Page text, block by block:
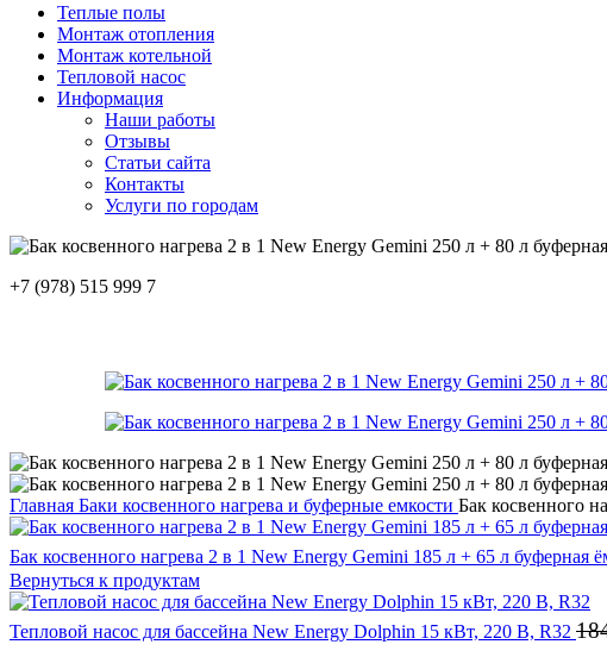
Теплые полы
Монтаж отопления
Монтаж котельной
Тепловой насос
Информация
Наши работы
Отзывы
Статьи сайта
Контакты
Услуги по городам
+7 (978) 515 999 7
Главная Баки косвенного нагрева и буферные емкости Бак косвенного
Бак косвенного нагрева 2 в 1 New Energy Gemini 185 л + 65 л буферная
Вернуться к продуктам
Тепловой насос для бассейна New Energy Dolphin 15 кВт, 220 В, R32